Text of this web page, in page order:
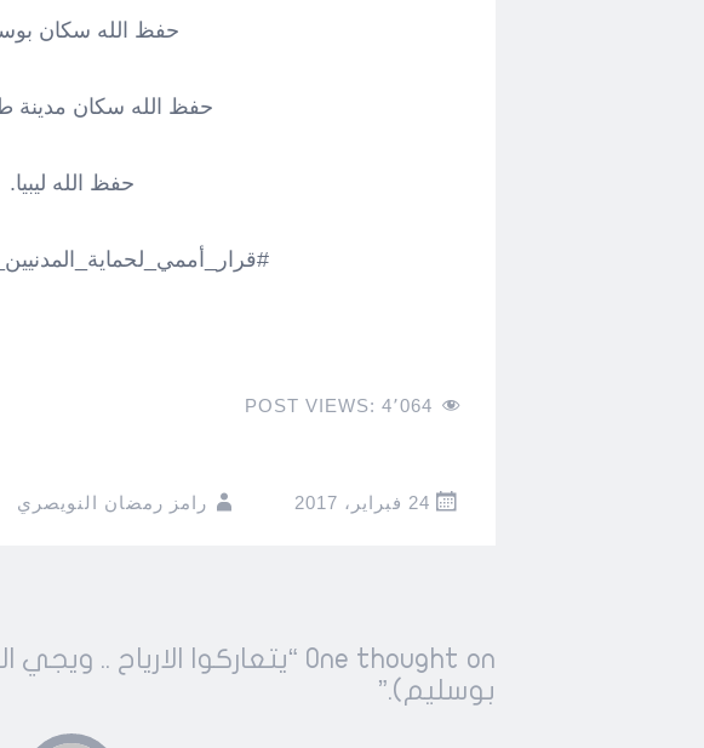
حفظ الله سكان
حفظ الله سكان مدينة
حفظ الله ليبيا.
POST VIEWS: 4٬064
24 فبراير، 2017 رامز رمضان النويصري
Post
navigation
←
→
One thought on “
يتعاركوا الارياح ..
بوسليم).”